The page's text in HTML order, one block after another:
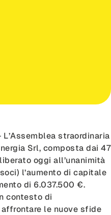
L’Assemblea straordinaria
Srl, composta dai 47
oggi all’unanimità
l’aumento di capitale
di 6.037.500 €.
contesto di
le nuove sfide